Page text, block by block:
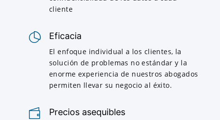
cliente
Eficacia
El enfoque individual a los clientes, la
solución de problemas no estándar y la
enorme experiencia de nuestros abogados
permiten llevar su negocio al éxito.
Precios asequibles